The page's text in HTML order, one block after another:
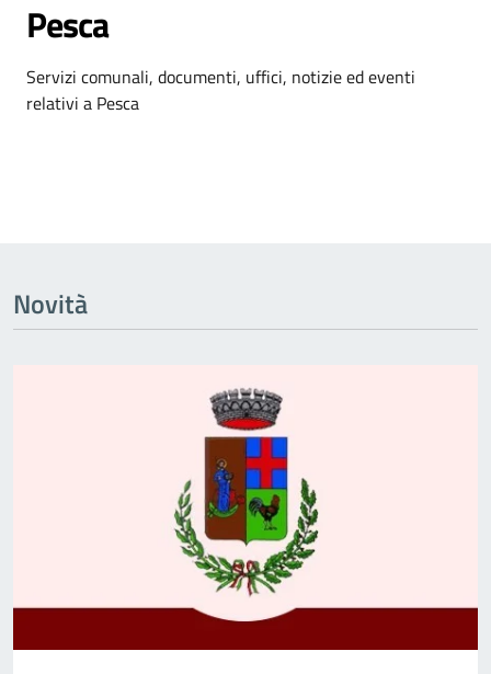
Pesca
Dettagli dell'argomento
Servizi comunali, documenti, uffici, notizie ed eventi
relativi a Pesca
Novità